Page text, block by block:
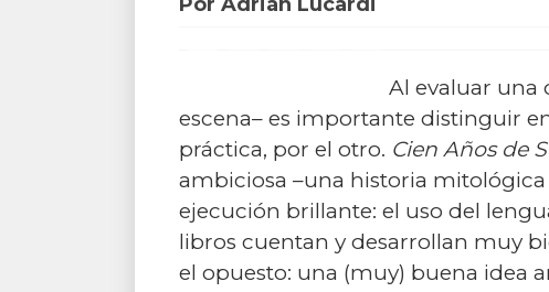
Al evaluar una
escena– es importante distinguir
práctica, por el otro. Cien Años de
ambiciosa –una historia
ejecución brillante: el uso del
libros cuentan y de­sa­rro­llan muy
el opuesto: una (muy) buena idea